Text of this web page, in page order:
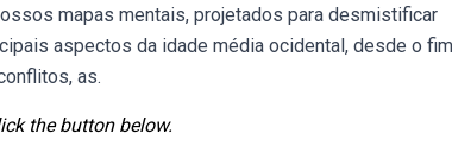
mapas mentais, projetados para desmistificar
aspectos da idade média ocidental, desde o
as.
the button below.